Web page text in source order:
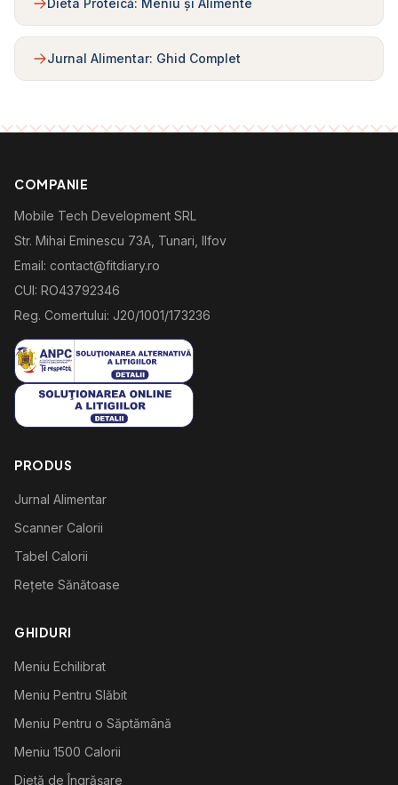
Dieta Proteică: Meniu și Alimente
Jurnal Alimentar: Ghid Complet
COMPANIE
Mobile Tech Development SRL
Str. Mihai Eminescu 73A, Tunari, Ilfov
Email: contact@fitdiary.ro
CUI: RO43792346
Reg. Comertului: J20/1001/173236
PRODUS
Jurnal Alimentar
Scanner Calorii
Tabel Calorii
Rețete Sănătoase
GHIDURI
Meniu Echilibrat
Meniu Pentru Slăbit
Meniu Pentru o Săptămână
Meniu 1500 Calorii
Dietă de Îngrășare